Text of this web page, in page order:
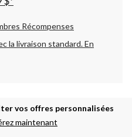
Récompenses
la livraison standard.En
vos offres personnalisées
maintenant